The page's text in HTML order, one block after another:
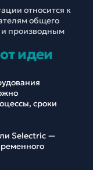
относится к
общего
и производным
идеи
сроки
Selectric —